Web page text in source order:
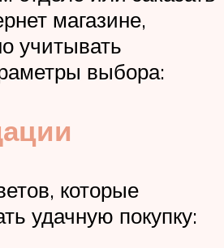
магазине,
учитывать
выбора:
которые
удачную покупку: